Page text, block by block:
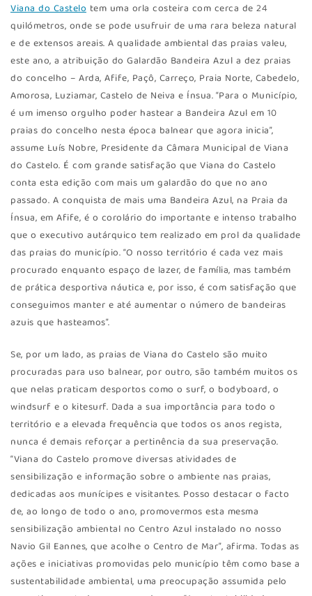
Viana do Castelo tem uma orla costeira com cerca de 24
quilómetros, onde se pode usufruir de uma rara beleza natural
e de extensos areais. A qualidade ambiental das praias valeu,
este ano, a atribuição do Galardão Bandeira Azul a dez praias
do concelho – Arda, Afife, Paçô, Carreço, Praia Norte, Cabedelo,
Amorosa, Luziamar, Castelo de Neiva e Ínsua. “Para o Município,
é um imenso orgulho poder hastear a Bandeira Azul em 10
praias do concelho nesta época balnear que agora inicia”,
assume Luís Nobre, Presidente da Câmara Municipal de Viana
do Castelo. É com grande satisfação que Viana do Castelo
conta esta edição com mais um galardão do que no ano
passado. A conquista de mais uma Bandeira Azul, na Praia da
Ínsua, em Afife, é o corolário do importante e intenso trabalho
que o executivo autárquico tem realizado em prol da qualidade
das praias do município. “O nosso território é cada vez mais
procurado enquanto espaço de lazer, de família, mas também
de prática desportiva náutica e, por isso, é com satisfação que
conseguimos manter e até aumentar o número de bandeiras
azuis que hasteamos”.
Se, por um lado, as praias de Viana do Castelo são muito
procuradas para uso balnear, por outro, são também muitos os
que nelas praticam desportos como o surf, o bodyboard, o
windsurf e o kitesurf. Dada a sua importância para todo o
território e a elevada frequência que todos os anos regista,
nunca é demais reforçar a pertinência da sua preservação.
“Viana do Castelo promove diversas atividades de
sensibilização e informação sobre o ambiente nas praias,
dedicadas aos munícipes e visitantes. Posso destacar o facto
de, ao longo de todo o ano, promovermos esta mesma
sensibilização ambiental no Centro Azul instalado no nosso
Navio Gil Eannes, que acolhe o Centro de Mar”, afirma. Todas as
ações e iniciativas promovidas pelo município têm como base a
sustentabilidade ambiental, uma preocupação assumida pelo